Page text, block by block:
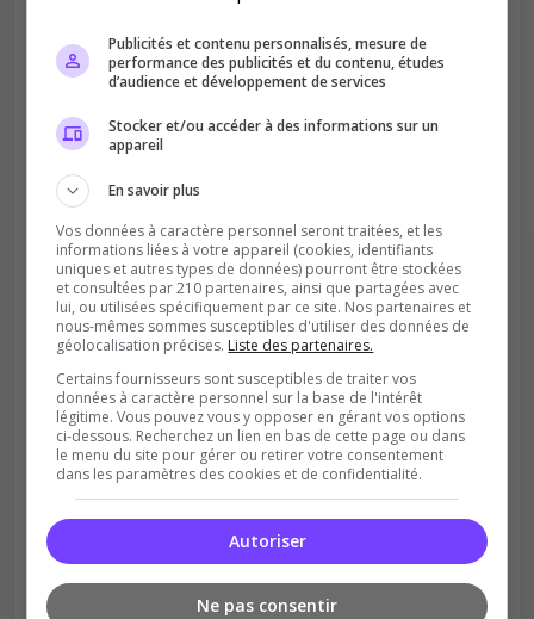
ordPVE/SudPVP ?
Améliore le classement
Votre vote aide le serveur à monter dans le
classement
Soutient la communauté
Plus de visibilité = plus de joueurs
Publicités et contenu personnalisés, mesure de
performance des publicités et du contenu, études
d’audience et développement de services
Stocker et/ou accéder à des informations sur un
appareil
En savoir plus
Vos données à caractère personnel seront traitées, et les
informations liées à votre appareil (cookies, identifiants
uniques et autres types de données) pourront être stockées
et consultées par 210 partenaires, ainsi que partagées avec
lui, ou utilisées spécifiquement par ce site. Nos partenaires et
nous-mêmes sommes susceptibles d'utiliser des données de
géolocalisation précises. Liste des partenaires.
Certains fournisseurs sont susceptibles de traiter vos
données à caractère personnel sur la base de l'intérêt
légitime. Vous pouvez vous y opposer en gérant vos options
ci-dessous. Recherchez un lien en bas de cette page ou dans
le menu du site pour gérer ou retirer votre consentement
dans les paramètres des cookies et de confidentialité.
Autoriser
Ne pas consentir